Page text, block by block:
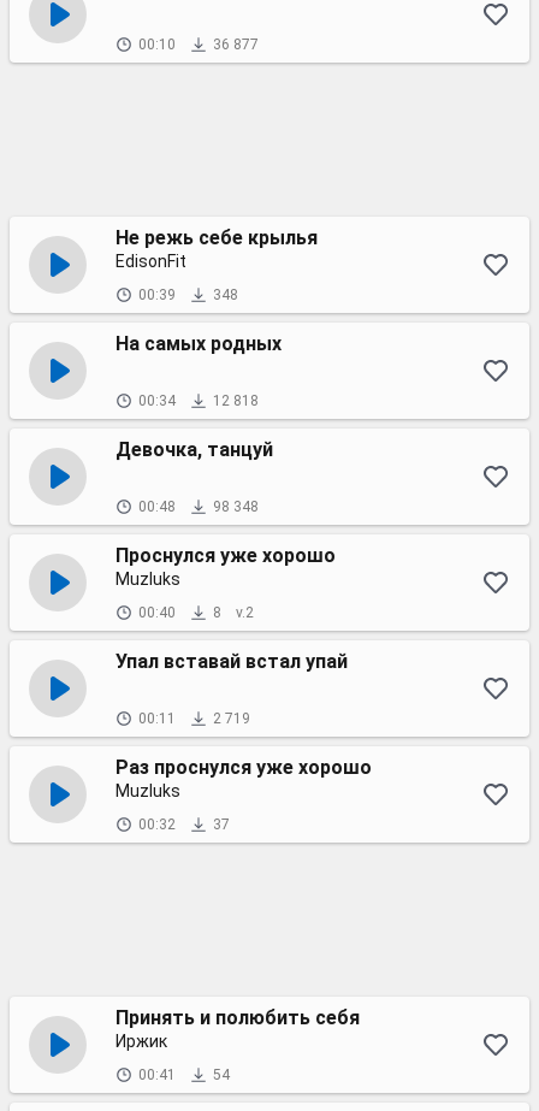
00:10 36 877
Не режь себе крылья
EdisonFit
00:39 348
На самых родных
00:34 12 818
Девочка, танцуй
00:48 98 348
Проснулся уже хорошо
Muzluks
00:40 8 v.2
Упал вставай встал упай
00:11 2 719
Раз проснулся уже хорошо
Muzluks
00:32 37
Принять и полюбить ️себя
Иржик
00:41 54